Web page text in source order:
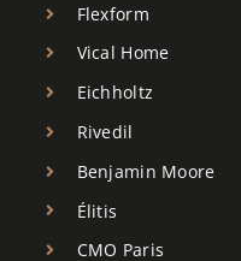
Flexform
Vical Home
Eichholtz
Rivedil
Benjamin Moore
Élitis
CMO Paris